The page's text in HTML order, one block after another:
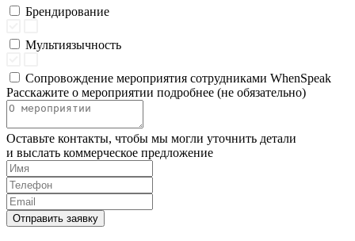
Брендирование
Мультиязычность
Сопровождение мероприятия сотрудниками WhenSpeak
Расскажите о мероприятии подробнее (не обязательно)
Оставьте контакты, чтобы мы могли уточнить детали
и выслать коммерческое предложение
Отправить заявку